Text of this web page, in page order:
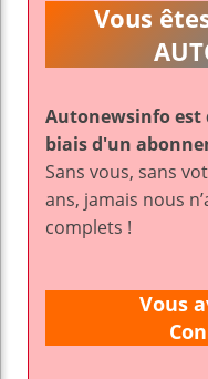
Vous
Autonewsinfo est
biais d'un
Sans vous, sans
ans, jamais nous
complets !
Vous